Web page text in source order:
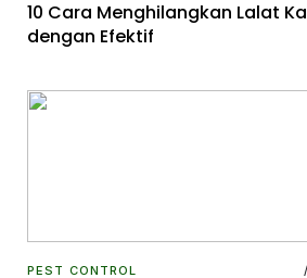
10 Cara Menghilangkan Lalat
dengan Efektif
PEST CONTROL